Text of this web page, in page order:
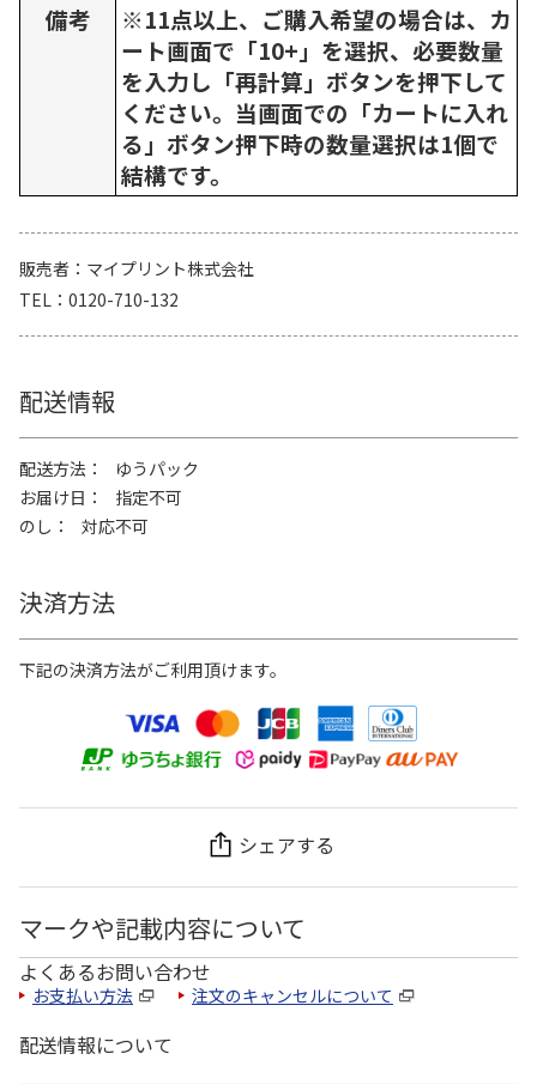
備考
※11点以上、ご購入希望の場合は、カ
ート画面で「10+」を選択、必要数量
を入力し「再計算」ボタンを押下して
ください。当画面での「カートに入れ
る」ボタン押下時の数量選択は1個で
結構です。
販売者
マイプリント株式会社
TEL
0120-710-132
配送情報
配送方法
ゆうパック
お届け日
指定不可
のし
対応不可
決済方法
下記の決済方法がご利用頂けます。
シェアする
マークや記載内容について
よくあるお問い合わせ
お支払い方法 注文のキャンセルについて
配送情報について